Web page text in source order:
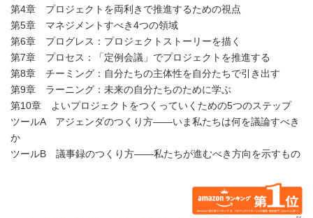
第4章 プロジェクトを両利きで推進するための視点
第5章 マネジメントすべき4つの領域
第6章 プログレス：プロジェクトストーリーを描く
第7章 プロセス：「定例会議」でプロジェクトを推進する
第8章 チーミング：自分たちの主体性を自分たちで引き出す
第9章 ラーニング：未来の自分たちのために学ぶ
第10章 よいプロジェクトをつくっていくための5つのステップ
ツールA アジェンダのつくり方――いま私たちは何を議論すべき
か
ツールB 議事録のつくり方――私たちが進むべき方向を示すもの